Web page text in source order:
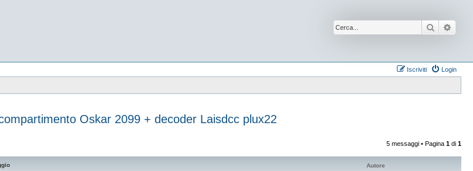
Cerca
Login
Iscriviti
Oskar 2099 + decoder Laisdcc plux22
5 messaggi • Pagina 1 di 1
Autore